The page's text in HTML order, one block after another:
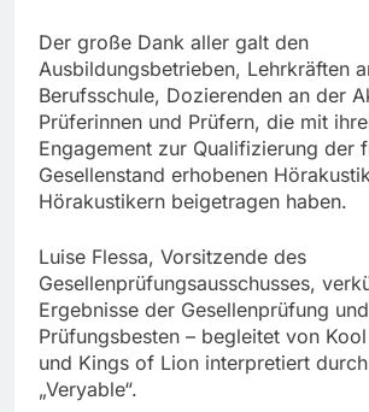
Der große Dank aller galt den
Ausbildungsbetrieben, Lehrkräften
Berufsschule, Dozierenden an der
Prüferinnen und Prüfern, die mit
Engagement zur Qualifizierung der
Gesellenstand erhobenen
Hörakustikern beigetragen haben.
Luise Flessa, Vorsitzende des
Gesellenprüfungsausschusses,
Ergebnisse der Gesellenprüfung
Prüfungsbesten – begleitet von
und Kings of Lion interpretiert
„Veryable“.